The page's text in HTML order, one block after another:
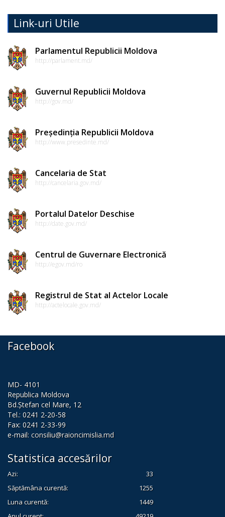
și
personale
Regulamente
Consilierii
raionali
Comisiile
consultative
de
ale
raional
de
conduită
etică
a
publici
Linia
instituțională
pentru
informare
Transparență
decizională
Link-uri Utile
Parlamentul Republicii Moldova
http://parlament.md/
Guvernul Republicii Moldova
http://gov.md/
Președinția Republicii Moldova
http://www.presedinte.md/
Cancelaria de Stat
http://cancelaria.gov.md/
Portalul Datelor Deschise
http://date.gov.md/
Centrul de Guvernare Electronică
http://egov.md/ro
Registrul de Stat al Actelor Locale
http://actelocale.gov.md/
Facebook
MD- 4101
Republica Moldova
Bd.Ștefan cel Mare, 12
Tel.: 0241 2-20-58
Fax: 0241 2-33-99
e-mail: consiliu@raioncimislia.md
Statistica accesărilor
Azi:
33
Săptămâna curentă:
1255
Luna curentă:
1449